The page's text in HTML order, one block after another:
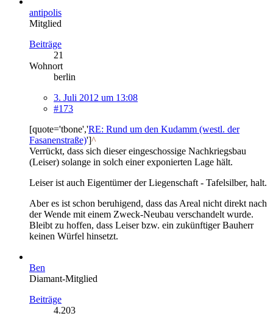
antipolis
Mitglied
Beiträge
21
Wohnort
berlin
3. Juli 2012 um 13:08
#173
[quote='tbone','RE: Rund um den Kudamm (westl. der
Fasanenstraße)']^
Verrückt, dass sich dieser eingeschossige Nachkriegsbau
(Leiser) solange in solch einer exponierten Lage hält.
Leiser ist auch Eigentümer der Liegenschaft - Tafelsilber, halt.
Aber es ist schon beruhigend, dass das Areal nicht direkt nach
der Wende mit einem Zweck-Neubau verschandelt wurde.
Bleibt zu hoffen, dass Leiser bzw. ein zukünftiger Bauherr
keinen Würfel hinsetzt.
Ben
Diamant-Mitglied
Beiträge
4.203